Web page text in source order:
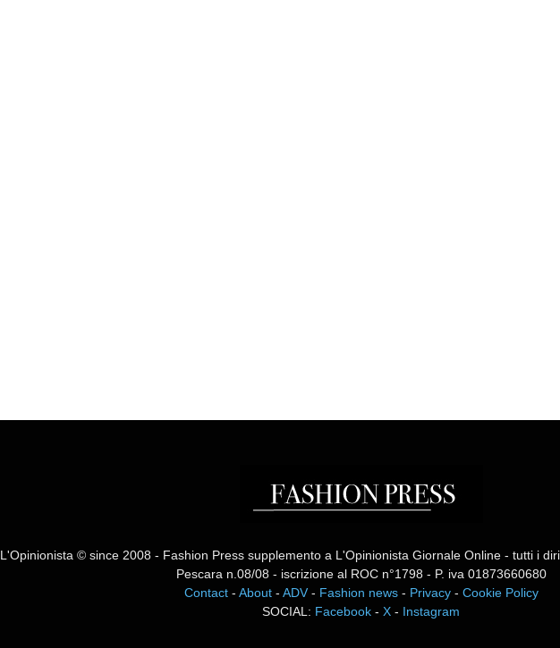
L'Opinionista © since 2008 - Fashion Press supplemento a L'Opinionista Giornale Online - tutti i
Pescara n.08/08 - iscrizione al ROC n°1798 - P. iva 01873660680
Contact- About- ADV- Fashion news- Privacy- Cookie Policy
SOCIAL: Facebook -X - Instagram